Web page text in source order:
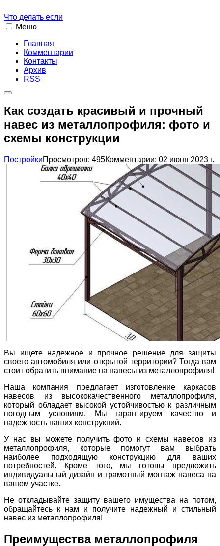
Что делать если
Меню
Главная
Комментарии
Контакты
Архив
RSS
Как создать красивый и прочный
навес из металлопрофиля: фото и
схемы конструкции
ПостройкиПросмотров: 495Комментарии: 02 июня 2023 г.
Вы ищете надежное и прочное решение для защиты
своего автомобиля или открытой территории? Тогда вам
стоит обратить внимание на навесы из металлопрофиля!
Наша компания предлагает изготовление каркасов
навесов из высококачественного металлопрофиля,
который обладает высокой устойчивостью к различным
погодным условиям. Мы гарантируем качество и
надежность наших конструкций.
У нас вы можете получить фото и схемы навесов из
металлопрофиля, которые помогут вам выбрать
наиболее подходящую конструкцию для ваших
потребностей. Кроме того, мы готовы предложить
индивидуальный дизайн и грамотный монтаж навеса на
вашем участке.
Не откладывайте защиту вашего имущества на потом,
обращайтесь к нам и получите надежный и стильный
навес из металлопрофиля!
Преимущества металлопрофиля